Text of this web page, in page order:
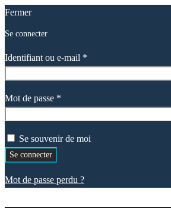
Fermer
Se connecter
Identifiant ou e-mail *
Mot de passe *
Se souvenir de moi
Se connecter
Mot de passe perdu ?